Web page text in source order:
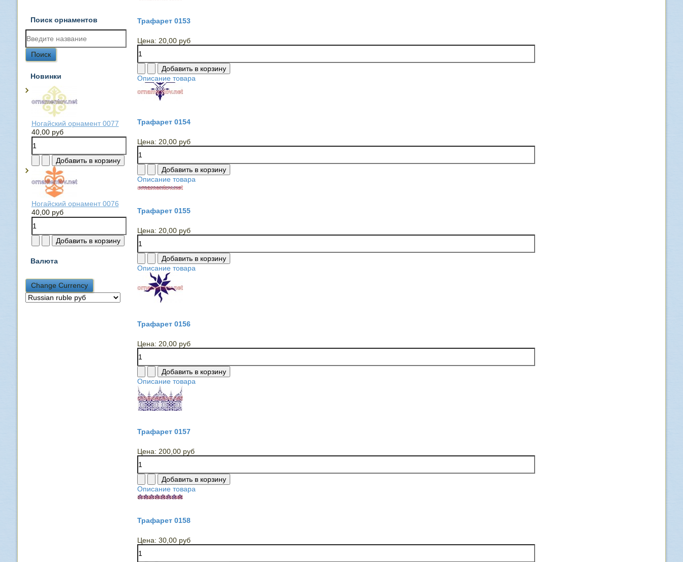
Поиск орнаментов
Новинки
Ногайский орнамент 0077
40,00 руб
Ногайский орнамент 0076
40,00 руб
Валюта
Трафарет 0153
Цена: 20,00 руб
Описание товара
Трафарет 0154
Цена: 20,00 руб
Описание товара
Трафарет 0155
Цена: 20,00 руб
Описание товара
Трафарет 0156
Цена: 20,00 руб
Описание товара
Трафарет 0157
Цена: 200,00 руб
Описание товара
Трафарет 0158
Цена: 30,00 руб